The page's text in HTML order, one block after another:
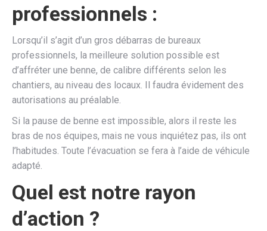
professionnels :
Lorsqu’il s’agit d’un gros débarras de bureaux
professionnels, la meilleure solution possible est
d’affréter une benne, de calibre différents selon les
chantiers, au niveau des locaux. Il faudra évidement des
autorisations au préalable.
Si la pause de benne est impossible, alors il reste les
bras de nos équipes, mais ne vous inquiétez pas, ils ont
l’habitudes. Toute l’évacuation se fera à l’aide de véhicule
adapté.
Quel est notre rayon
d’action ?